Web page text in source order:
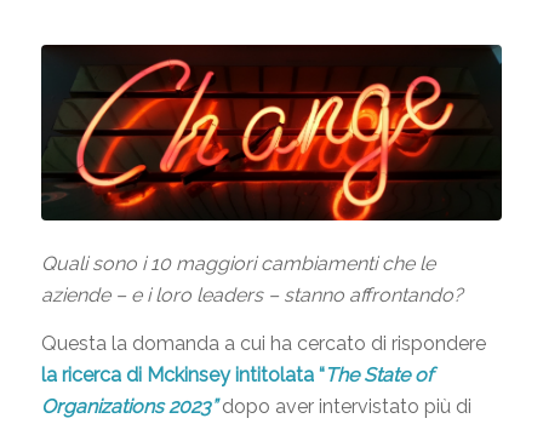
Quali sono i 10 maggiori cambiamenti che le
aziende – e i loro leaders – stanno affrontando?
Questa la domanda a cui ha cercato di rispondere
la ricerca di Mckinsey intitolata “The State of
Organizations 2023”dopo aver intervistato più di